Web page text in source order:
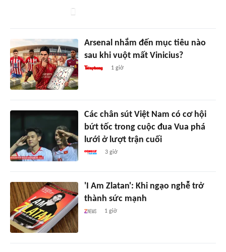
Arsenal nhắm đến mục tiêu nào
sau khi vuột mất Vinicius?
1 giờ
Các chân sút Việt Nam có cơ hội
bứt tốc trong cuộc đua Vua phá
lưới ở lượt trận cuối
3 giờ
'I Am Zlatan': Khi ngạo nghễ trở
thành sức mạnh
1 giờ